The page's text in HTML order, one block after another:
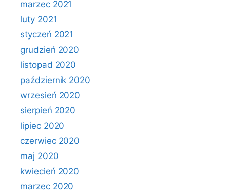
marzec 2021
luty 2021
styczeń 2021
grudzień 2020
listopad 2020
październik 2020
wrzesień 2020
sierpień 2020
lipiec 2020
czerwiec 2020
maj 2020
kwiecień 2020
marzec 2020